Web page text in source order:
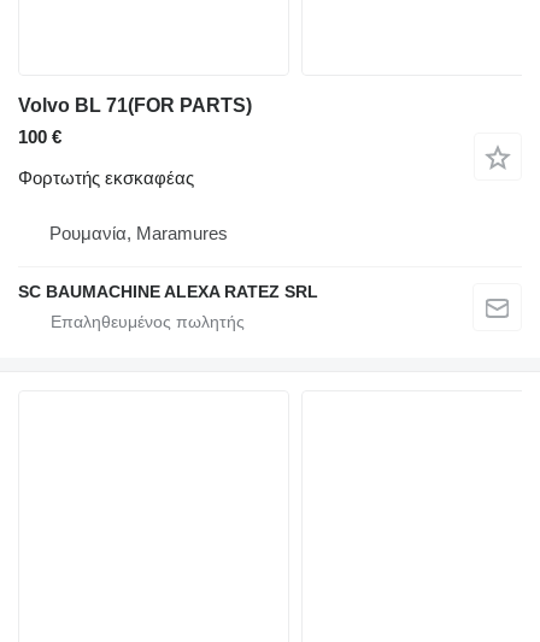
Volvo BL 71(FOR PARTS)
100 €
Φορτωτής εκσκαφέας
Ρουμανία, Maramures
SC BAUMACHINE ALEXA RATEZ SRL